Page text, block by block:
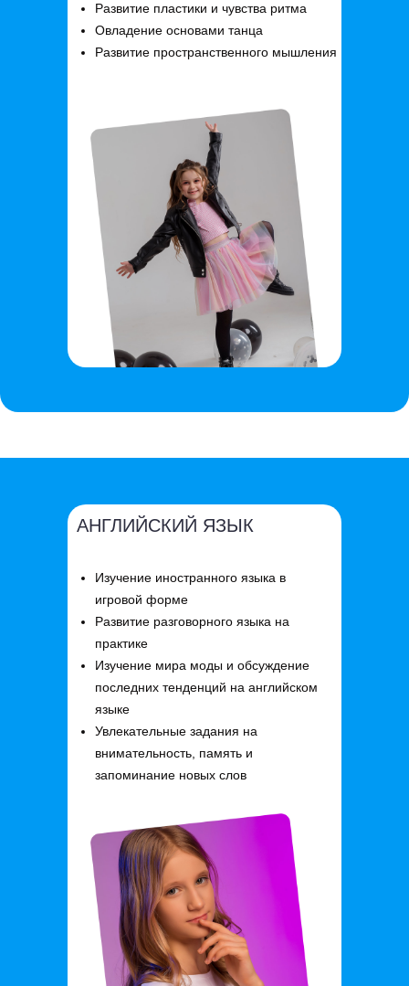
Развитие пластики и чувства ритма
Овладение основами танца
Развитие пространственного мышления
АНГЛИЙСКИЙ ЯЗЫК
Изучение иностранного языка в
игровой форме
Развитие разговорного языка на
практике
Изучение мира моды и обсуждение
последних тенденций на английском
языке
Увлекательные задания на
внимательность, память и
запоминание новых слов